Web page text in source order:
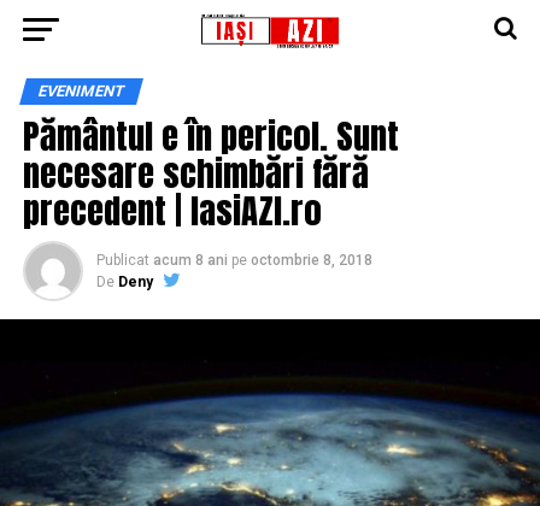
EVENIMENT
Pământul e în pericol. Sunt
necesare schimbări fără
precedent | IasiAZI.ro
Publicat acum 8 ani pe octombrie 8, 2018
De Deny